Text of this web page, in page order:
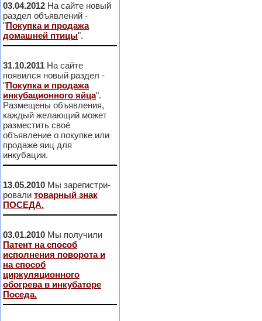
03.04.2012 На сайте новый
раздел объявлений -
"Покупка и продажа
домашней птицы".
31.10.2011 На сайте
появился новый раздел -
"Покупка и продажа
инкубационного яйца".
Размещены объявления,
каждый желающий может
разместить своё
объявление о покупке или
продаже яиц для
инкубации.
13.05.2010 Мы зарегистри-
ровали товарный знак
ПОСЕДА.
03.01.2010 Мы получили
Патент на способ
исполнения поворота и
на способ
циркуляционного
обогрева в инкубаторе
Поседа.